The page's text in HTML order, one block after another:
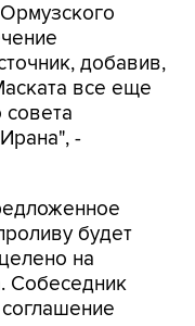
добавив,
все еще
-
на
Собеседник
тупика и
-